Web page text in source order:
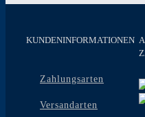
Optionen
KUNDENINFORMATIONEN
Zahlungsarten
Versandarten